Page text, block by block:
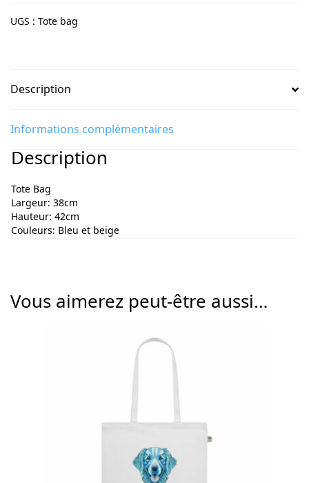
UGS : Tote bag
Description
Informations complémentaires
Description
Tote Bag
Largeur: 38cm
Hauteur: 42cm
Couleurs: Bleu et beige
Vous aimerez peut-être aussi…